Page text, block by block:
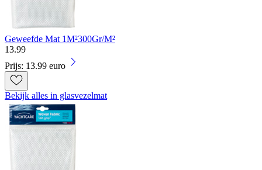
Geweefde Mat 1M²300Gr/M²
13.99
Prijs: 13.99 euro
Bekijk alles in glasvezelmat